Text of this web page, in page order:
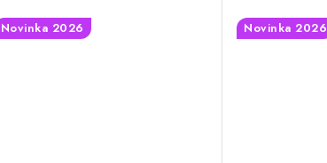
Novinka 2026 Novinka 2026